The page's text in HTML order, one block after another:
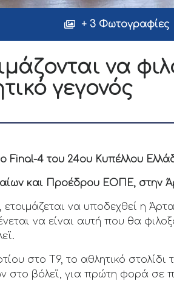
+ 3 Φωτογραφίες
να
γεγονός
Final-4 του 24ου Κυπέλλου
και Προέδρου ΕΟΠΕ, στην
να υποδεχθεί η
να είναι αυτή που θα
στο Τ9, το αθλητικό
στο βόλεϊ, για πρώτη φορά σε